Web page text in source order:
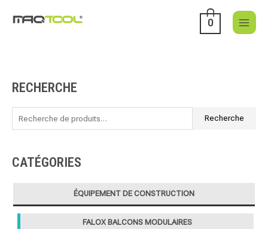
0
RECHERCHE
R
r
Recherche
CATÉGORIES
ÉQUIPEMENT DE CONSTRUCTION
FALOX BALCONS MODULAIRES